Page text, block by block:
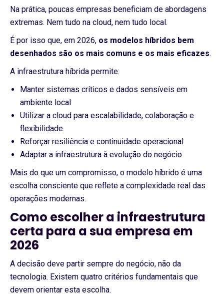
Na prática, poucas empresas beneficiam de abordagens
extremas. Nem tudo na cloud, nem tudo local.
É por isso que, em 2026, os modelos híbridos bem
desenhados são os mais comuns e os mais eficazes.
A infraestrutura híbrida permite:
Manter sistemas críticos e dados sensíveis em
ambiente local
Utilizar a cloud para escalabilidade, colaboração e
flexibilidade
Reforçar resiliência e continuidade operacional
Adaptar a infraestrutura à evolução do negócio
Mais do que um compromisso, o modelo híbrido é uma
escolha consciente que reflete a complexidade real das
operações modernas.
Como escolher a infraestrutura
certa para a sua empresa em
2026
A decisão deve partir sempre do negócio, não da
tecnologia. Existem quatro critérios fundamentais que
devem orientar esta escolha.